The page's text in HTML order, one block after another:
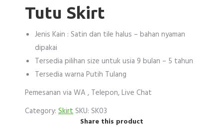
Tutu Skirt
Jenis Kain : Satin dan tile halus – bahan nyaman
dipakai
Tersedia pilihan size untuk usia 9 bulan – 5 tahun
Tersedia warna Putih Tulang
Pemesanan via WA , Telepon, Live Chat
Category: SkirtSKU: SK03
Share this product